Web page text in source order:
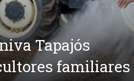
Tapajós
familiares